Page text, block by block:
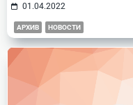
01.04.2022
АРХИВ НОВОСТИ